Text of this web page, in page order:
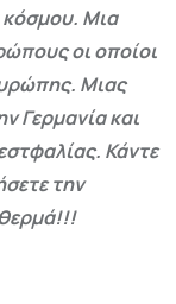
κόσμου. Μια
οι οποίοι
Μιας
Γερμανία και
Κάντε
την